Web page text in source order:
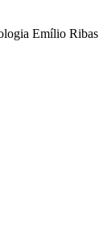
Emílio